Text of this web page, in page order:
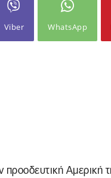
Viber WhatsApp
προοδευτική Αμερική